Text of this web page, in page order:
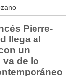
Pierre-
llega al
un
va de lo